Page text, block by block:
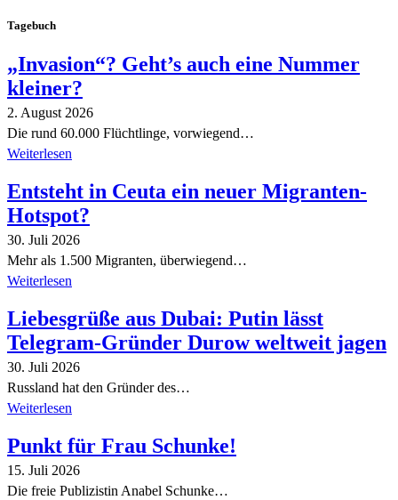
Tagebuch
„Invasion“? Geht’s auch eine Nummer
kleiner?
2. August 2026
Die rund 60.000 Flüchtlinge, vorwiegend…
Weiterlesen
Entsteht in Ceuta ein neuer Migranten-
Hotspot?
30. Juli 2026
Mehr als 1.500 Migranten, überwiegend…
Weiterlesen
Liebesgrüße aus Dubai: Putin lässt
Telegram-Gründer Durow weltweit jagen
30. Juli 2026
Russland hat den Gründer des…
Weiterlesen
Punkt für Frau Schunke!
15. Juli 2026
Die freie Publizistin Anabel Schunke…